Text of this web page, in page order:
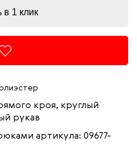
в 1 клик
кроя, круглый
рукав
артикула: 09677-